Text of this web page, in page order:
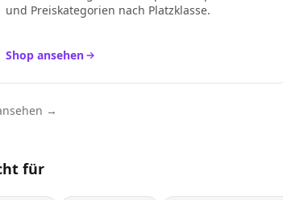
und Preiskategorien nach Platzklasse.
Shop ansehen
→
für